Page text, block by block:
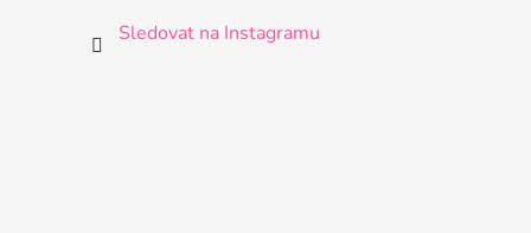
Sledovat na Instagramu